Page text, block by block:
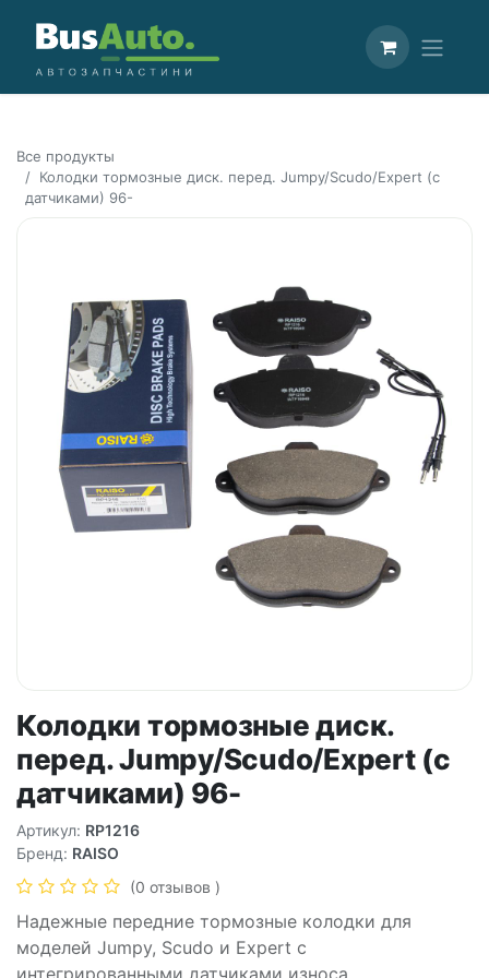
Все продукты
Колодки тормозные диск. перед. Jumpy/Scudo/Expert (с
датчиками) 96-
Колодки тормозные диск.
перед. Jumpy/Scudo/Expert (с
датчиками) 96-
Артикул: RP1216
Бренд: RAISO
(0 отзывов )
Надежные передние тормозные колодки для
моделей Jumpy, Scudo и Expert с
интегрированными датчиками износа.